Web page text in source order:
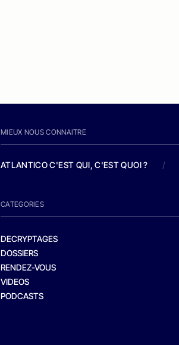
MIEUX NOUS CONNAITRE
ATLANTICO C'EST QUI, C'EST QUOI ? /
CATEGORIES
DECRYPTAGES
DOSSIERS
RENDEZ-VOUS
VIDEOS
PODCASTS